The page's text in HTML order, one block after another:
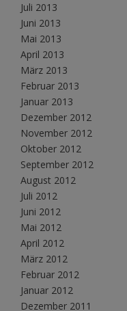
Juli 2013
Juni 2013
Mai 2013
April 2013
März 2013
Februar 2013
Januar 2013
Dezember 2012
November 2012
Oktober 2012
September 2012
August 2012
Juli 2012
Juni 2012
Mai 2012
April 2012
März 2012
Februar 2012
Januar 2012
Dezember 2011